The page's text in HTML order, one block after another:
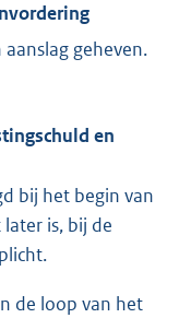
geheven.
en
bij het begin van
is, bij de
de loop van het